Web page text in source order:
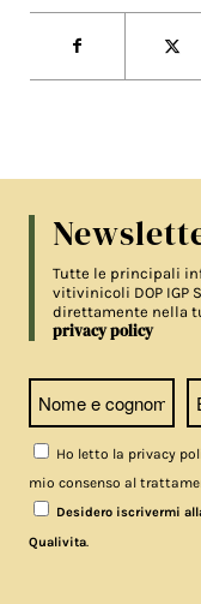
Tutte le principali
vitivinicoli DOP IGP
direttamente nella
privacy policy
Ho letto la privacy
mio consenso al
Desidero iscrivermi
Qualivita.